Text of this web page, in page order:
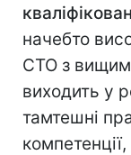
начебто
СТО з
виходить у
тамтешні